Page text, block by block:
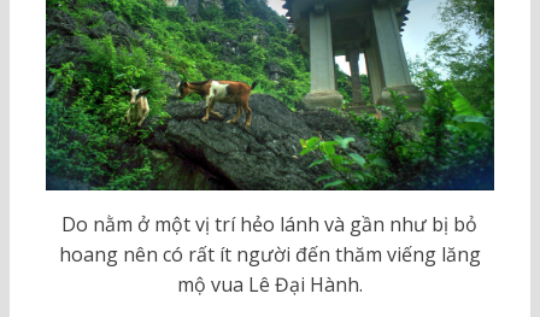
Do nằm ở một vị trí hẻo lánh và gần như bị bỏ
hoang nên có rất ít người đến thăm viếng lăng
mộ vua Lê Đại Hành.